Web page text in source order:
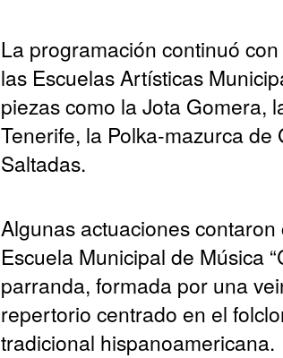
La programación continuó
las Escuelas Artísticas
piezas como la Jota Gomera,
Tenerife, la Polka-mazurca
Saltadas.
Algunas actuaciones
Escuela Municipal de Música
parranda, formada por una
repertorio centrado en el
tradicional hispanoamericana.